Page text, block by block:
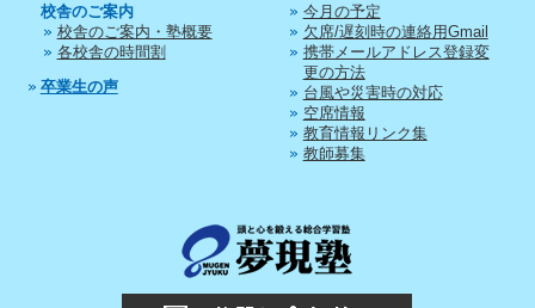
校舎のご案内
校舎のご案内・塾概要
各校舎の時間割
卒業生の声
今月の予定
欠席/遅刻時の連絡用Gmail
携帯メールアドレス登録変
更の方法
台風や災害時の対応
空席情報
教育情報リンク集
教師募集